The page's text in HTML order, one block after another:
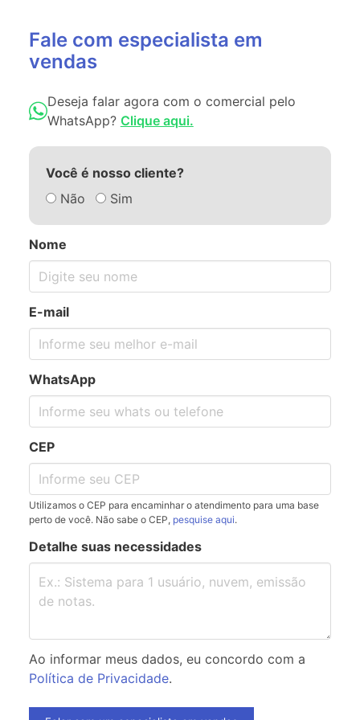
Fale com especialista em
vendas
Deseja falar agora com o comercial pelo
WhatsApp? Clique aqui.
Você é nosso cliente?
Não
Sim
Nome
E-mail
WhatsApp
CEP
Utilizamos o CEP para encaminhar o atendimento para uma base
perto de você. Não sabe o CEP, pesquise aqui.
Detalhe suas necessidades
Ao informar meus dados, eu concordo com a
Política de Privacidade.